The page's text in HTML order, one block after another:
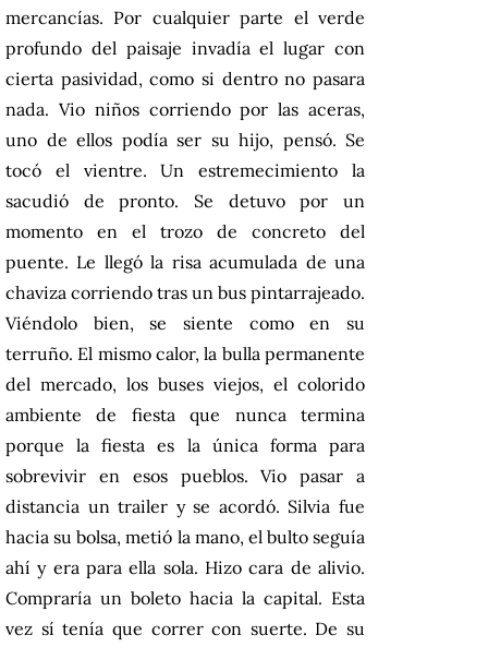
mercancías. Por cualquier parte el verde
profundo del paisaje invadía el lugar con
cierta pasividad, como si dentro no pasara
nada. Vio niños corriendo por las aceras,
uno de ellos podía ser su hijo, pensó. Se
tocó el vientre. Un estremecimiento la
sacudió de pronto. Se detuvo por un
momento en el trozo de concreto del
puente. Le llegó la risa acumulada de una
chaviza corriendo tras un bus pintarrajeado.
Viéndolo bien, se siente como en su
terruño. El mismo calor, la bulla permanente
del mercado, los buses viejos, el colorido
ambiente de fiesta que nunca termina
porque la fiesta es la única forma para
sobrevivir en esos pueblos. Vio pasar a
distancia un trailer y se acordó. Silvia fue
hacia su bolsa, metió la mano, el bulto seguía
ahí y era para ella sola. Hizo cara de alivio.
Compraría un boleto hacia la capital. Esta
vez sí tenía que correr con suerte. De su